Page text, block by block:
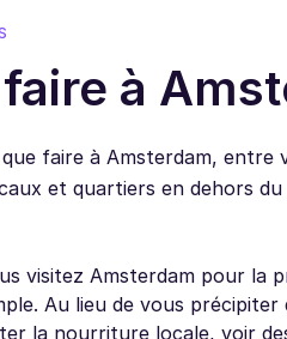
à
faire à Amsterdam, entre
et quartiers en dehors
visitez Amsterdam pour la
Au lieu de vous
la nourriture locale, voir